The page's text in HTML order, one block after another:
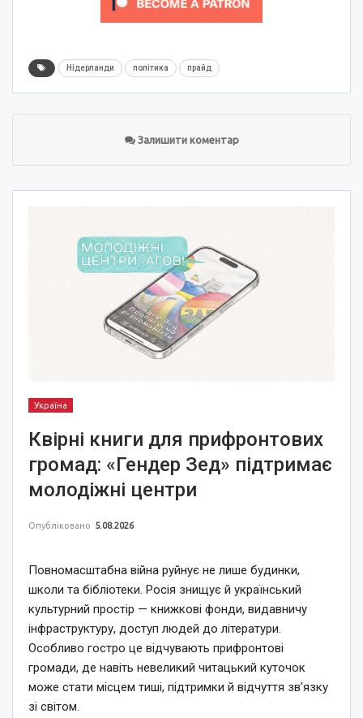
Нідерланди політика прайд
Залишити коментар
Україна
Квірні книги для прифронтових
громад: «Гендер Зед» підтримає
молодіжні центри
Опубліковано 5.08.2026
Повномасштабна війна руйнує не лише будинки,
школи та бібліотеки. Росія знищує й український
культурний простір — книжкові фонди, видавничу
інфраструктуру, доступ людей до літератури.
Особливо гостро це відчувають прифронтові
громади, де навіть невеликий читацький куточок
може стати місцем тиші, підтримки й відчуття зв’язку
зі світом.